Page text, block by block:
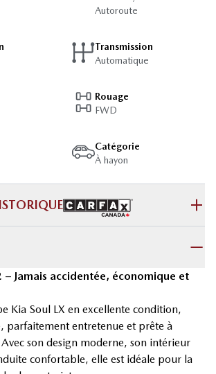
Autoroute
Transmission
Automatique
Rouage
FWD
Catégorie
À hayon
– Jamais accidentée, économique et
Kia Soul LX en excellente condition,
parfaitement entretenue et prête à
son design moderne, son intérieur
confortable, elle est idéale pour la